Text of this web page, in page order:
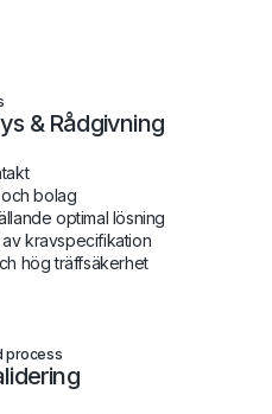
& Rådgivning
bolag
optimal lösning
kravspecifikation
hög träffsäkerhet
process